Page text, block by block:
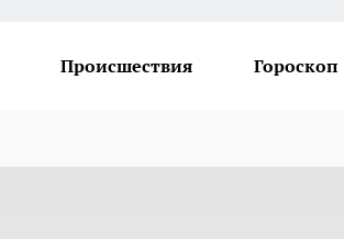
Происшествия Гороскоп